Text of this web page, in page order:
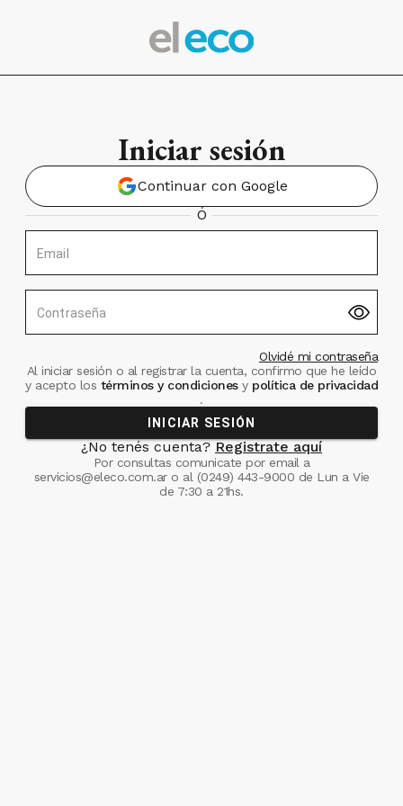
Iniciar sesión
Continuar con Google
Ó
Email
Contraseña
Olvidé mi contraseña
Al iniciar sesión o al registrar la cuenta, confirmo que he leído
y acepto los términos y condiciones ypolítica de privacidad
.
INICIAR SESIÓN
¿No tenés cuenta? Registrate aquí
Por consultas comunicate por email a
servicios@eleco.com.aro al (0249) 443-9000 de Lun a Vie
de 7:30 a 21hs.